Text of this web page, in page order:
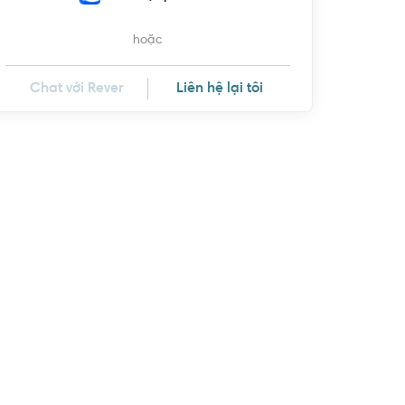
hoặc
Chat với Rever Liên hệ lại tôi